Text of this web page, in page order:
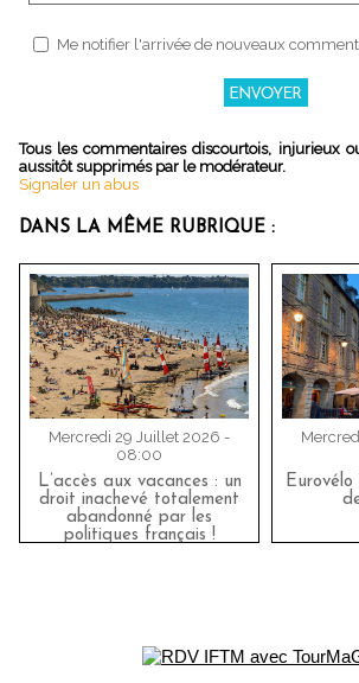
Me notifier l'arrivée de nouveaux
Tous les commentaires discourtois, injurieux
aussitôt supprimés par le modérateur.
Signaler un abus
DANS LA MÊME RUBRIQUE :
Mercredi 29 Juillet 2026 -
08:00
L’accès aux vacances : un
droit inachevé totalement
abandonné par les
politiques français !
Eurovélo